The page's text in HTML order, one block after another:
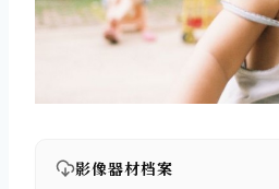
影像器材档案